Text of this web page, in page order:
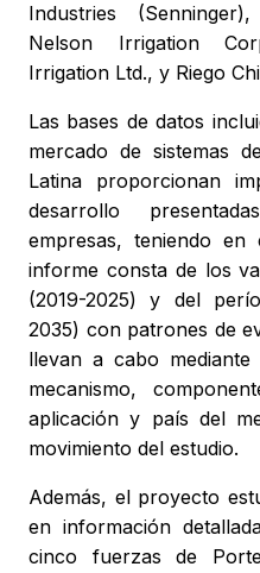
Industries
Nelson Irrigation
Irrigation Ltd., y Riego
Las bases de datos
mercado de sistemas
Latina proporcionan
desarrollo
empresas, teniendo en
informe consta de los
(2019-2025) y del
2035) con patrones de
llevan a cabo
mecanismo,
aplicación y país del
movimiento del estudio.
Además, el proyecto
en información
cinco fuerzas de